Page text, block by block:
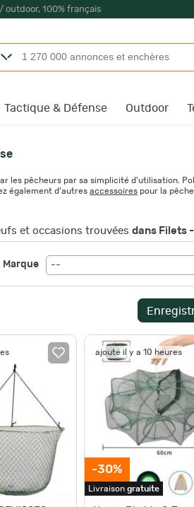
100% français
Tactique & Défense Outdoor
les pêcheurs par sa simplicité d'utilisation.
également d'autres accessoires pour la pêche.
et occasions trouvées dans Filets
Marque --
ajouté il y a 10 heures
-30%
Livraison gratuite